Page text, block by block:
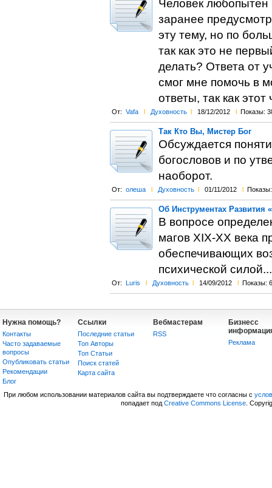
Человек любопытен
заранее
эту тему, но по
так как это не
делать? Ответа от
смог мне помочь в
ответы, так как
От: Vafa l Духовность l 18/12/2012 l Показы:
Так Кто Вы, Мистер Бог
Обсуждается
богословов и по
наоборот.
От: олеша l Духовность l 01/11/2012 l
Об Инструментах Развития
В вопросе
магов ХІХ-ХХ века
обеспечивающих
психической силой...
От: Luris l Духовность l 14/09/2012 l Показы:
Нужна помощь?
Контакты
Часто задаваемые
вопросы
Опубликовать статьи
Рекомендации
Блог
Ссылки
Последние статьи
Топ Авторы
Топ Статьи
Поиск статей
Карта сайта
Вебмастерам
RSS
Бизнесс
Реклама
При любом использовании материалов сайта вы подтверждаете что согласны с
попадает под Creative Commons License.